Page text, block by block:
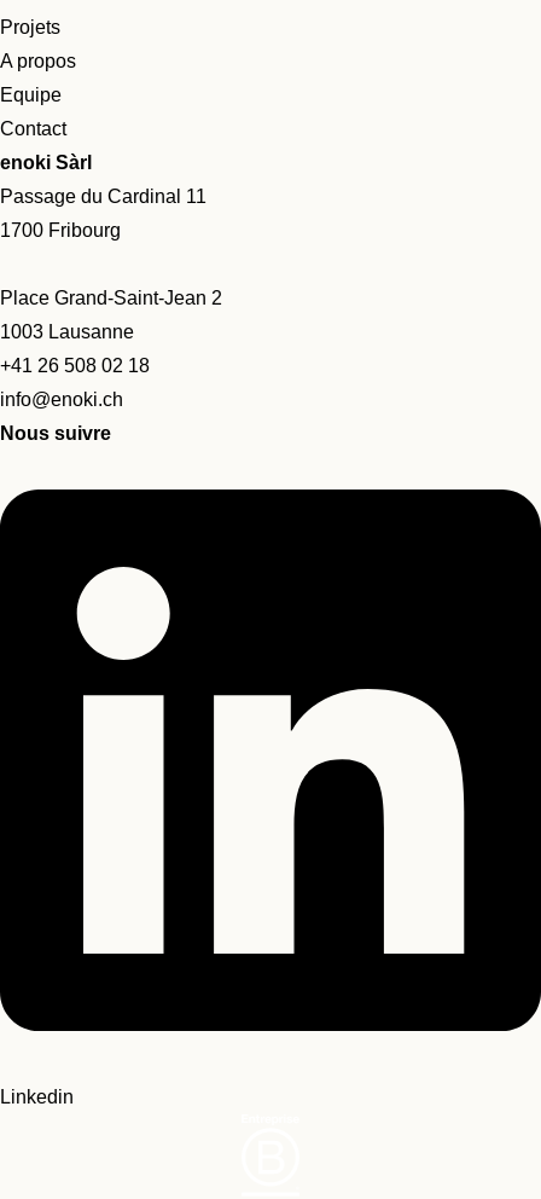
Projets
A propos
Equipe
Contact
enoki Sàrl
Passage du Cardinal 11
1700 Fribourg
Place Grand-Saint-Jean 2
1003 Lausanne
+41 26 508 02 18
info@enoki.ch
Nous suivre
Linkedin